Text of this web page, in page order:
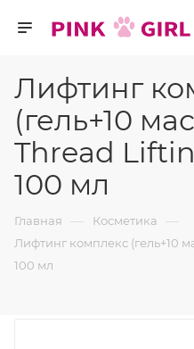
Лифтинг
(гель+10
Thread
100 мл
Главная — Косметика —
Лифтинг комплекс (гель+10
100 мл